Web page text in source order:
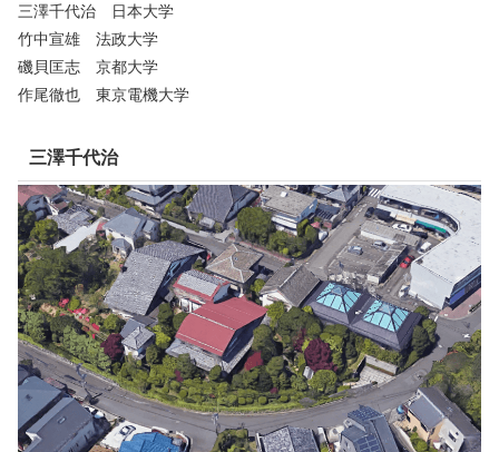
三澤千代治 日本大学
竹中宣雄 法政大学
磯貝匡志 京都大学
作尾徹也 東京電機大学
三澤千代治